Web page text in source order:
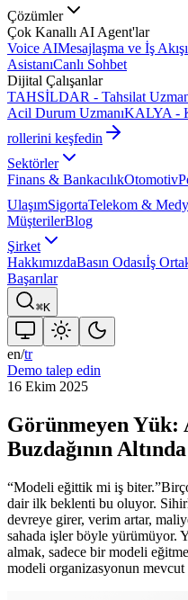
Çözümler
Çok Kanallı AI Agent'lar
Voice AIMesajlaşma ve İş
AsistanıCanlı Sohbet
Dijital Çalışanlar
TAHSİLDAR - Tahsilat
Acil Durum UzmanıKALYA -
rollerini keşfedin
Sektörler
Finans & BankacılıkOtomotiv
UlaşımSigortaTelekom &
MüşterilerBlog
Şirket
HakkımızdaBasın Odasıİş
Başarılar
⌘K
en/tr
Demo talep edin
16 Ekim 2025
Görünmeyen Yük:
Buzdağının Altında
“Modeli eğittik mi iş
dair ilk beklenti bu oluyor.
devreye girer, verim artar,
sahada işler böyle yürümüyor.
almak, sadece bir modeli
modeli organizasyonun mevcut